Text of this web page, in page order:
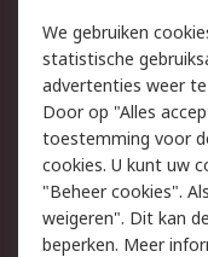
Track & Trace
Wettelijk
Cookiebeleid
Privacybeleid
Algemene
We gebruiken
statistische
advertenties weer
Door op "Alles
toestemming voor
cookies. U kunt uw
"Beheer cookies".
weigeren". Dit kan
beperken. Meer